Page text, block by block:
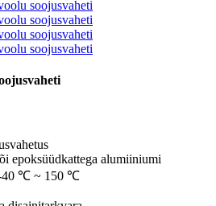
epoksüüdkattega alumiiniumi
-40 ℃ ~ 150 ℃